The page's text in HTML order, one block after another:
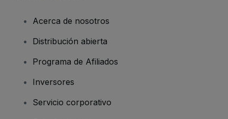
Acerca de nosotros
Distribución abierta
Programa de Afiliados
Inversores
Servicio corporativo